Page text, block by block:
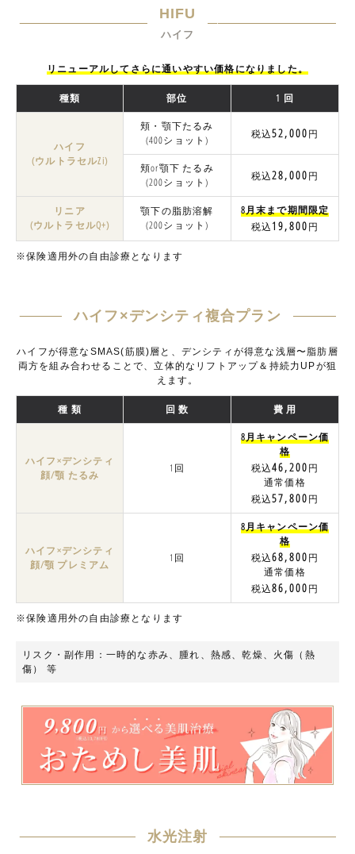
HIFU
ハイフ
リニューアルしてさらに通いやすい価格になりました。
種類 部位 1 回
ハイフ
(ウルトラセルZi)
頬・顎下たるみ
(400ショット)
税込52,000円
頬or顎下 たるみ
(200ショット)
税込28,000円
リニア
(ウルトラセルQ+)
顎下の脂肪溶解
(200ショット)
8月末まで期間限定
税込19,800円
※保険適用外の自由診療となります
ハイフ×デンシティ複合プラン
ハイフが得意なSMAS(筋膜)層と、デンシティが得意な浅層〜脂肪層
両方を組み合わせることで、立体的なリフトアップ＆持続力UPが狙
えます。
種 類 回 数 費 用
ハイフ×デンシティ
顔/顎 たるみ
1回
8月キャンペーン価
格
税込46,200円
通常価格
税込57,800円
ハイフ×デンシティ
顔/顎 プレミアム
1回
8月キャンペーン価
格
税込68,800円
通常価格
税込86,000円
※保険適用外の自由診療となります
リスク・副作用：一時的な赤み、腫れ、熱感、乾燥、火傷（熱
傷） 等
水光注射